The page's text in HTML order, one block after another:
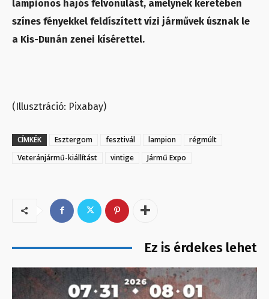
lampionos hajós felvonulást, amelynek keretében
színes fényekkel feldíszített vízi járművek úsznak le
a Kis-Dunán zenei kísérettel.
(Illusztráció: Pixabay)
CÍMKÉK Esztergom fesztivál lampion
régmúlt
Veteránjármű-kiállítást
vintige Jármű Expo
Ez is érdekes lehet